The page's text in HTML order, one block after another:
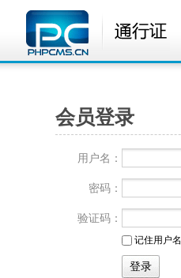
会员登录
用户名：
密码：
验证码：
记住用户名